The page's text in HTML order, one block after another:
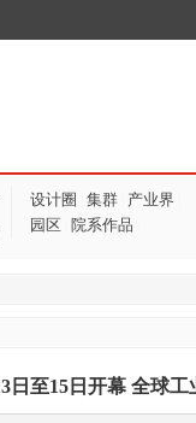
设计圈 集群| 产业界
园区 院系作品
日至15日开幕 全球